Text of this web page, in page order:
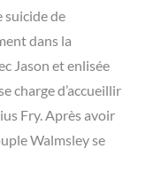
suicide de
dans la
Jason et enlisée
charge d’accueillir
Fry. Après avoir
Walmsley se